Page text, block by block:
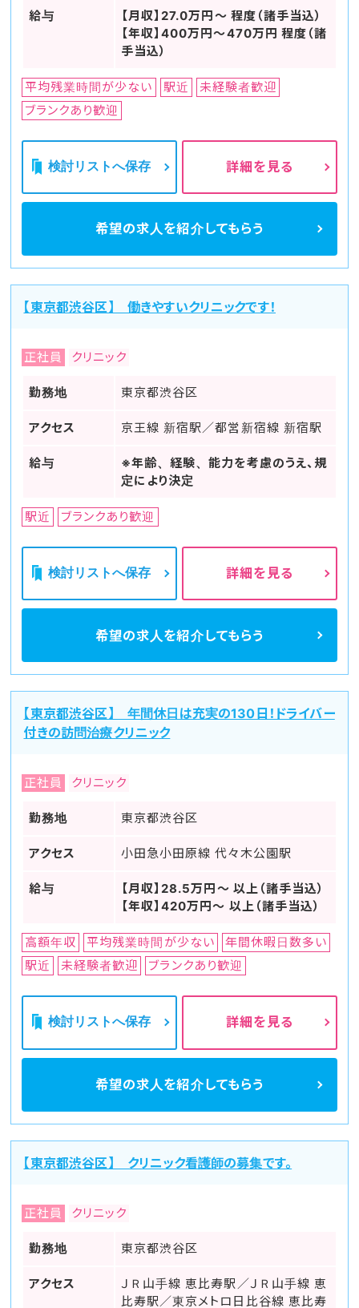
給与
【月収】27.0万円～ 程度（諸手当込）
【年収】400万円～470万円 程度（諸
手当込）
平均残業時間が少ない 駅近
未経験者歓迎
ブランクあり歓迎
検討リストへ保存 詳細を見る
希望の求人を紹介してもらう
【東京都渋谷区】 働きやすいクリニックです！
正社員 クリニック
勤務地 東京都渋谷区
アクセス 京王線 新宿駅／都営新宿線 新宿駅
給与
※年齢、経験、能力を考慮のうえ、規
定により決定
駅近 ブランクあり歓迎
検討リストへ保存 詳細を見る
希望の求人を紹介してもらう
【東京都渋谷区】 年間休日は充実の130日！ドライバー
付きの訪問治療クリニック
正社員 クリニック
勤務地 東京都渋谷区
アクセス 小田急小田原線 代々木公園駅
給与
【月収】28.5万円～ 以上（諸手当込）
【年収】420万円～ 以上（諸手当込）
高額年収 平均残業時間が少ない
年間休暇日数多い
駅近
未経験者歓迎 ブランクあり歓迎
検討リストへ保存 詳細を見る
希望の求人を紹介してもらう
【東京都渋谷区】 クリニック看護師の募集です。
正社員 クリニック
勤務地 東京都渋谷区
アクセス
ＪＲ山手線 恵比寿駅／ＪＲ山手線 恵
比寿駅／東京メトロ日比谷線 恵比寿